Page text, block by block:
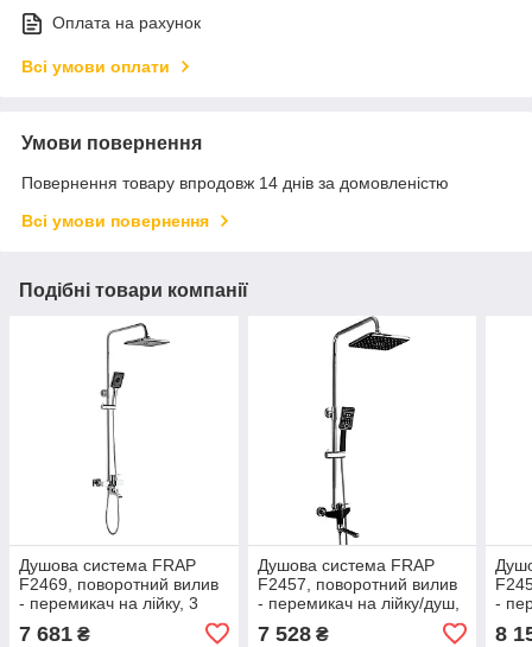
Оплата на рахунок
Всі умови оплати
Умови повернення
Повернення товару впродовж 14 днів за домовленістю
Всі умови повернення
Подібні товари компанії
Душова система FRAP
F2469, поворотний вилив
- перемикач на лійку, 3
7 681 ₴
Душова система FRAP
F2457, поворотний вилив
- перемикач на лійку/душ,
7 528₴
-
8